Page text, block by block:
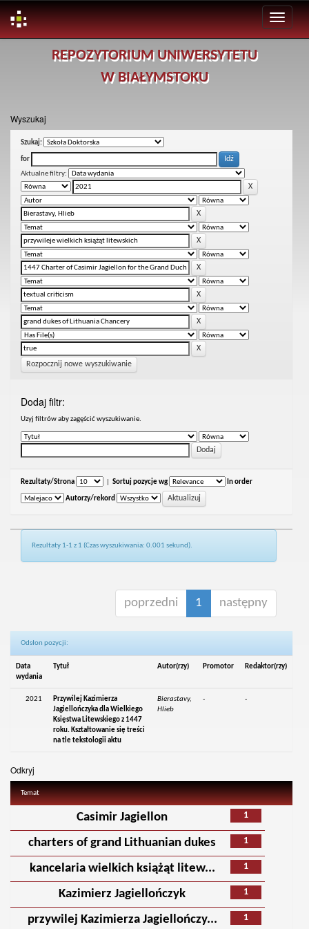
REPOZYTORIUM UNIWERSYTETU
W BIAŁYMSTOKU
Wyszukaj
Szukaj:
for
Aktualne filtry:
Rozpocznij nowe wyszukiwanie
Dodaj filtr:
Uzyj filtrów aby zagęścić wyszukiwanie.
Rezultaty/Strona Sortuj pozycje wg In order
Autorzy/rekord
Rezultaty 1-1 z 1 (Czas wyszukiwania: 0.001 sekund).
poprzedni 1 następny
Odsłon pozycji:
Data
wydania
Tytuł Autor(rzy) Promotor Redaktor(rzy)
2021
Przywilej Kazimierza
Jagiellończyka dla Wielkiego
Księstwa Litewskiego z 1447
roku. Kształtowanie się treści
na tle tekstologii aktu
Bierastavy,
Hlieb
- -
Odkryj
Temat
1
Casimir Jagiellon
1
charters of grand Lithuanian dukes
1
kancelaria wielkich książąt litew...
1
Kazimierz Jagiellończyk
1
przywilej Kazimierza Jagiellończy...